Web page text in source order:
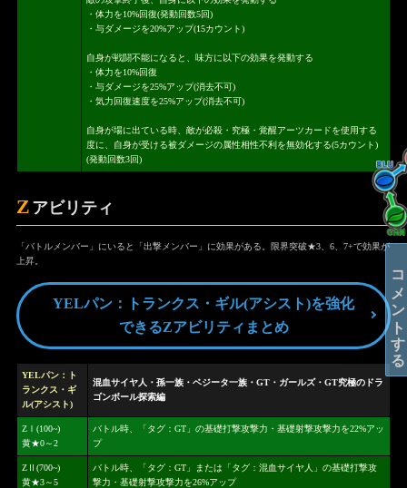
・体力を10%回復(発動回数5回)
・与ダメージを20%アップ(15カウント)
自身が戦闘不能になると、味方に以下の効果を発動する
・体力を10%回復
・与ダメージを25%アップ(消去不可)
・気力回復速度を25%アップ(消去不可)
自身が場に出ている時、敵が必殺・究極・覚醒アーツカードを使用する
度に、自身が受ける被ダメージの属性相性不利を無効化する(5カウント)
(発動回数3回)
Z アビリティ
「バトルメンバー」にいると「出撃メンバー」に効果がある。限界突破★3、6、7+で効果が
上昇。
YELパン：トランクス・ギル(アシスト)を強化
できるZアビリティまとめ
YELパン：ト
ランクス・ギ
ル(アシスト)
混血サイヤ人・孫一族・ベジータ一族・GT・ガールズ・GT究極のドラ
ゴンボール探索編
ZⅠ(100~)
黄★0～2
バトル時、「タグ：GT」の基礎打撃攻撃力・基礎射撃攻撃力を22%アッ
プ
ZⅡ(700~)
黄★3～5
バトル時、「タグ：GT」または「タグ：混血サイヤ人」の基礎打撃攻
撃力・基礎射撃攻撃力を26%アップ
コメントする